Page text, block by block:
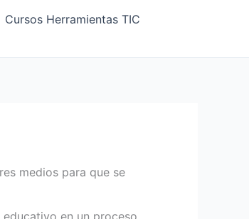
Cursos Herramientas TIC
medios para que se
en un proceso